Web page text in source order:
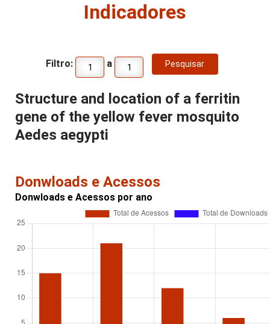
Indicadores
Filtro: a
Structure and location of a ferritin
gene of the yellow fever mosquito
Aedes aegypti
Donwloads e Acessos
Donwloads e Acessos por ano